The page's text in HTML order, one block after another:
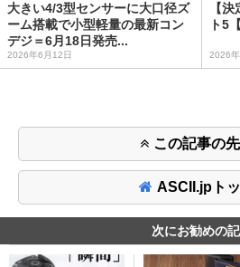
大きい4/3型センサーに大口径ズ
ーム搭載で小型軽量の最新コン
デジ＝6月18日発売...
2026年6月12日
【
ト5
2026
この記事の
ASCII.jpト
次にお勧めの